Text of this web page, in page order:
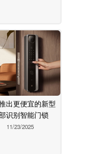
出更便宜的新型
识别智能门锁
11/23/2025